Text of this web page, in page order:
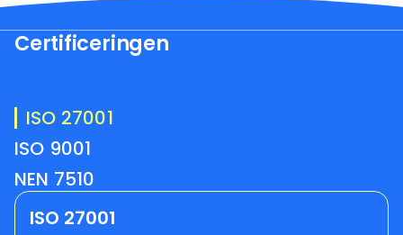
Certificeringen
ISO 27001
ISO 9001
NEN 7510
ISO 27001